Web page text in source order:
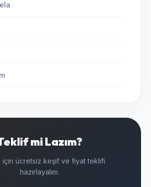
mi Lazım?
için ücretsiz keşif ve fiyat teklifi
hazırlayalım.